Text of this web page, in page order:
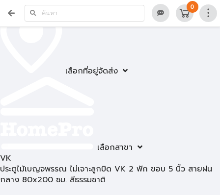
เลือกที่อยู่จัดส่ง
เลือกสาขา
0
VK
ประตูไม้เบญจพรรณ ไม่เจาะลูกบิด VK 2 ฟัก ขอบ 5 นิ้ว สายฝน
กลาง 80x200 ซม. สีธรรมชาติ